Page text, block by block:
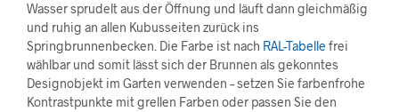
Wasser sprudelt aus der Öffnung und läuft dann gleichmäßig
und ruhig an allen Kubusseiten zurück ins
Springbrunnenbecken. Die Farbe ist nach RAL-Tabelle frei
wählbar und somit lässt sich der Brunnen als gekonntes
Designobjekt im Garten verwenden – setzen Sie farbenfrohe
Kontrastpunkte mit grellen Farben oder passen Sie den